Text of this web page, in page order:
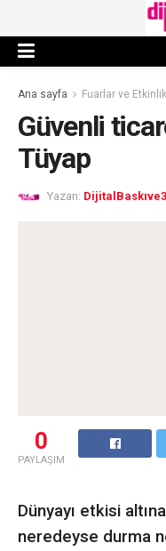
Ana sayfa Fuarlar ve
Güvenli
Tüyap
Yazan:
0
PAYLAŞIM
Dünyayı etkisi
neredeyse durma